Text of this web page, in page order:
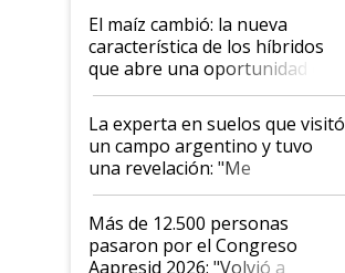
infinitas"
El maíz cambió: la nueva
característica de los híbridos
que abre una oportunidad en
el lote
La experta en suelos que visitó
un campo argentino y tuvo
una revelación: "Me
impresionó mucho"
Más de 12.500 personas
pasaron por el Congreso
Aapresid 2026: "Volvió a